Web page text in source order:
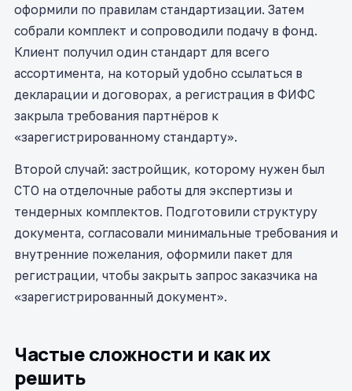
оформили по правилам стандартизации. Затем
собрали комплект и сопроводили подачу в фонд.
Клиент получил один стандарт для всего
ассортимента, на который удобно ссылаться в
декларации и договорах, а регистрация в ФИФС
закрыла требования партнёров к
«зарегистрированному стандарту».
Второй случай: застройщик, которому нужен был
СТО на отделочные работы для экспертизы и
тендерных комплектов. Подготовили структуру
документа, согласовали минимальные требования и
внутренние пожелания, оформили пакет для
регистрации, чтобы закрыть запрос заказчика на
«зарегистрированный документ».
Частые сложности и как их
решить